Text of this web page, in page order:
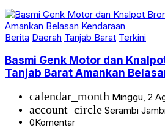
Berita Daerah Tanjab Barat Terkini
Basmi Genk Motor dan
Tanjab Barat Amankan
calendar_month Minggu, 2
account_circle Serambi Jambi
0Komentar